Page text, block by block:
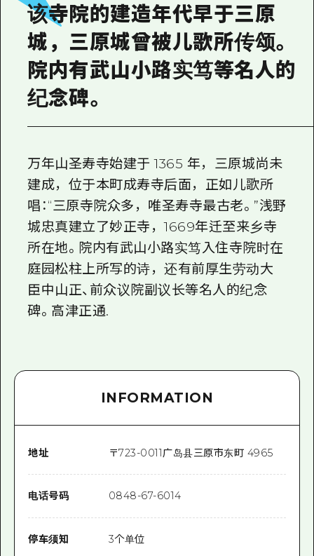
常见问题解答
照片下载
灾难发生期间的交通信息
该寺院的建造年代早于三原
城，三原城曾被儿歌所传颂。
院内有武山小路实笃等名人的
纪念碑。
万年山圣寿寺始建于 1365 年，三原城尚未
建成，位于本町成寿寺后面，正如儿歌所
唱：“三原寺院众多，唯圣寿寺最古老。”浅野
城忠真建立了妙正寺，1669年迁至来乡寺
所在地。院内有武山小路实笃入住寺院时在
庭园松柱上所写的诗，还有前厚生劳动大
臣中山正、前众议院副议长等名人的纪念
碑。高津正通.
INFORMATION
地址 〒723-0011广岛县三原市东町 4965
电话号码 0848-67-6014
停车须知 3个单位